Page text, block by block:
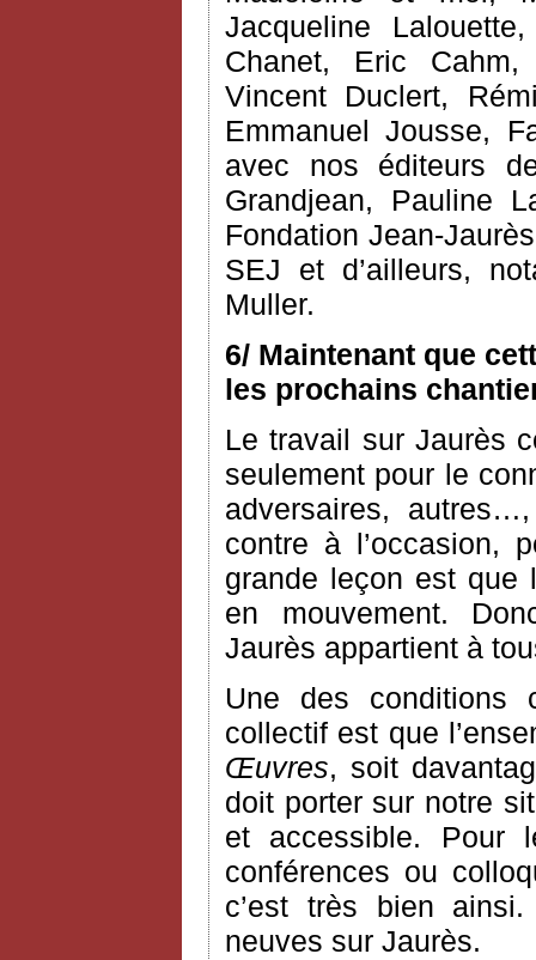
Jacqueline
Chanet, Eric Cahm,
Vincent Duclert,
Emmanuel Jousse,
avec nos éditeurs
Grandjean, Pauline
Fondation Jean-
SEJ et d’ailleurs,
Muller.
6/ Maintenant que
les prochains
Le travail sur Jaurès
seulement pour le
adversaires,
contre à l’occasion,
grande leçon est que
en mouvement.
Jaurès appartient à
Une des conditions
collectif est que
Œuvres, soit
doit porter sur notre
et accessible. Pour
conférences ou
c’est très bien
neuves sur Jaurès.